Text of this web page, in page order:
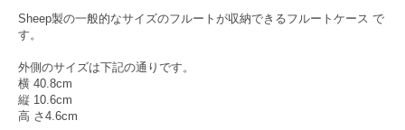
Sheep製の一般的なサイズのフルートが収納できるフルートケース で
す。
外側のサイズは下記の通りです。
横 40.8cm
縦 10.6cm
高 さ4.6cm